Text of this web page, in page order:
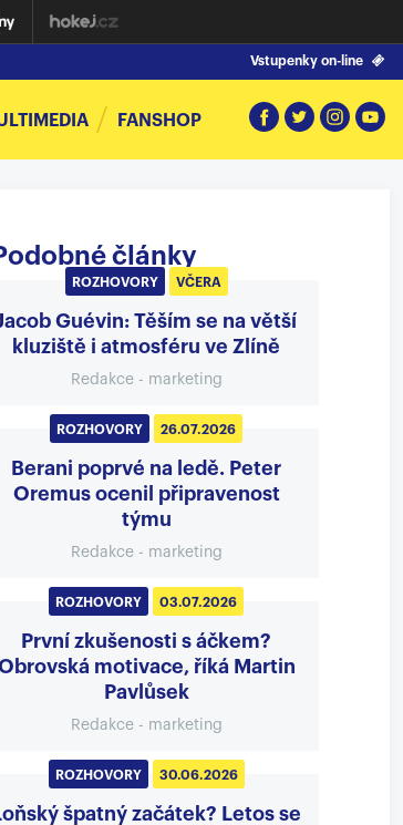
Vstupenky on-line
FANSHOP
články
ROZHOVORY VČERA
Guévin: Těším se na větší
kluziště i atmosféru ve Zlíně
Redakce - marketing
ROZHOVORY 26.07.2026
Berani poprvé na ledě. Peter
Oremus ocenil připravenost
týmu
Redakce - marketing
ROZHOVORY 03.07.2026
První zkušenosti s áčkem?
motivace, říká Martin
Pavlůsek
Redakce - marketing
ROZHOVORY 30.06.2026
špatný začátek? Letos se